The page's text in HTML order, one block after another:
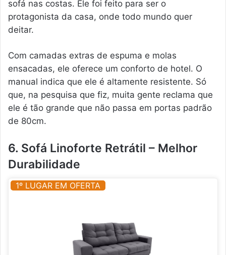
sofá nas costas. Ele foi feito para ser o
protagonista da casa, onde todo mundo quer
deitar.
Com camadas extras de espuma e molas
ensacadas, ele oferece um conforto de hotel. O
manual indica que ele é altamente resistente. Só
que, na pesquisa que fiz, muita gente reclama que
ele é tão grande que não passa em portas padrão
de 80cm.
6. Sofá Linoforte Retrátil – Melhor
Durabilidade
1º LUGAR EM OFERTA